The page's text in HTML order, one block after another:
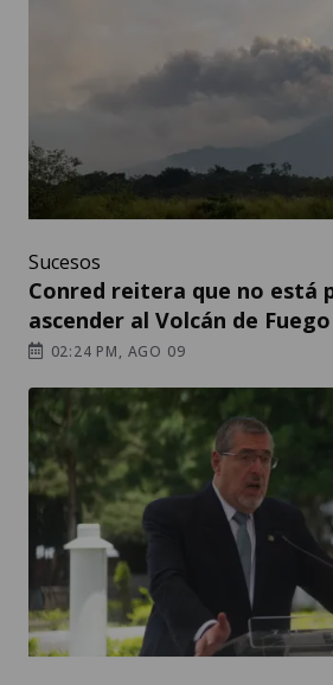
Sucesos
Conred reitera que no está
ascender al Volcán de Fuego
02:24 PM, AGO 09